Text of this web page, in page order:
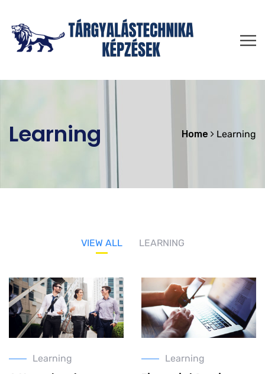
Learning Home Learning
VIEW ALL LEARNING
Learning Learning